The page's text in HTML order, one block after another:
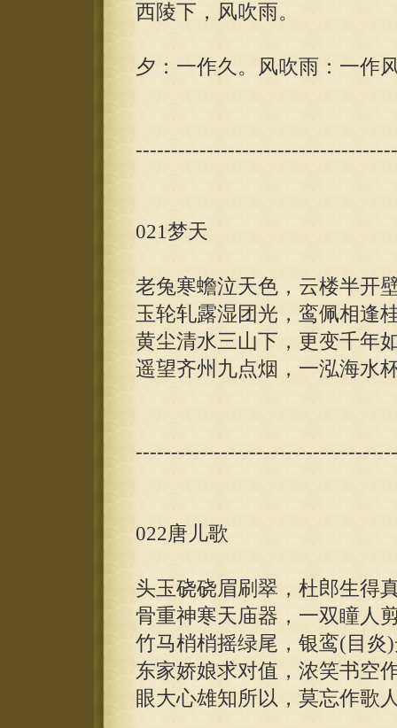
西陵下，风吹雨。
夕：一作久。风吹雨：一作
021梦天
老兔寒蟾泣天色，云楼半开
玉轮轧露湿团光，鸾佩相逢
黄尘清水三山下，更变千年
遥望齐州九点烟，一泓海水
022唐儿歌
头玉硗硗眉刷翠，杜郎生得
骨重神寒天庙器，一双瞳人
竹马梢梢摇绿尾，银鸾(目炎
东家娇娘求对值，浓笑书空
眼大心雄知所以，莫忘作歌